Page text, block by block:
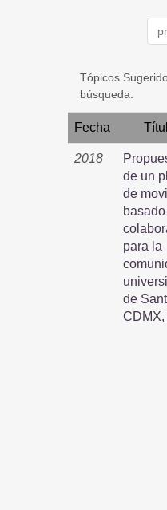
Tópicos
búsqueda.
Fecha
2018
de un
de
para la
de